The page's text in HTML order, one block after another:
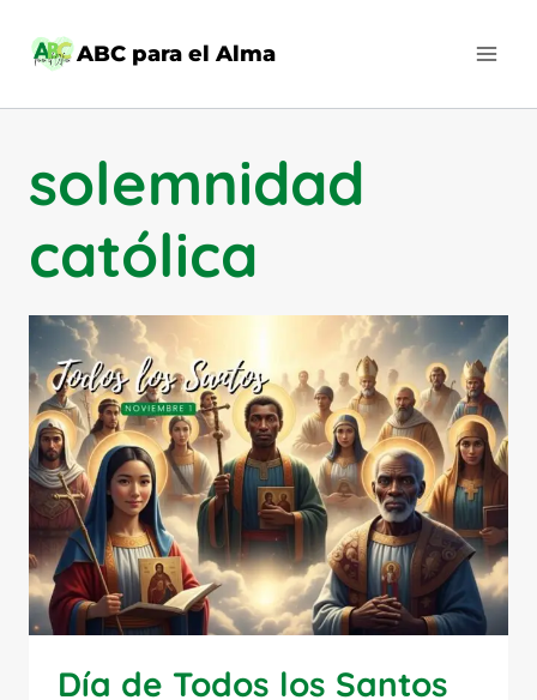
ABC para el Alma
solemnidad
católica
Día de Todos los Santos